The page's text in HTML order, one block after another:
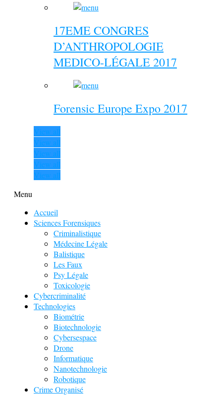
17EME CONGRES
D’ANTHROPOLOGIE
MEDICO-LÉGALE 2017
Forensic Europe Expo 2017
View all
View all
View all
View all
View all
Menu
Accueil
Sciences Forensiques
Criminalistique
Médecine Légale
Balistique
Les Faux
Psy Légale
Toxicologie
Cybercriminalité
Technologies
Biométrie
Biotechnologie
Cybersespace
Drone
Informatique
Nanotechnologie
Robotique
Crime Organisé